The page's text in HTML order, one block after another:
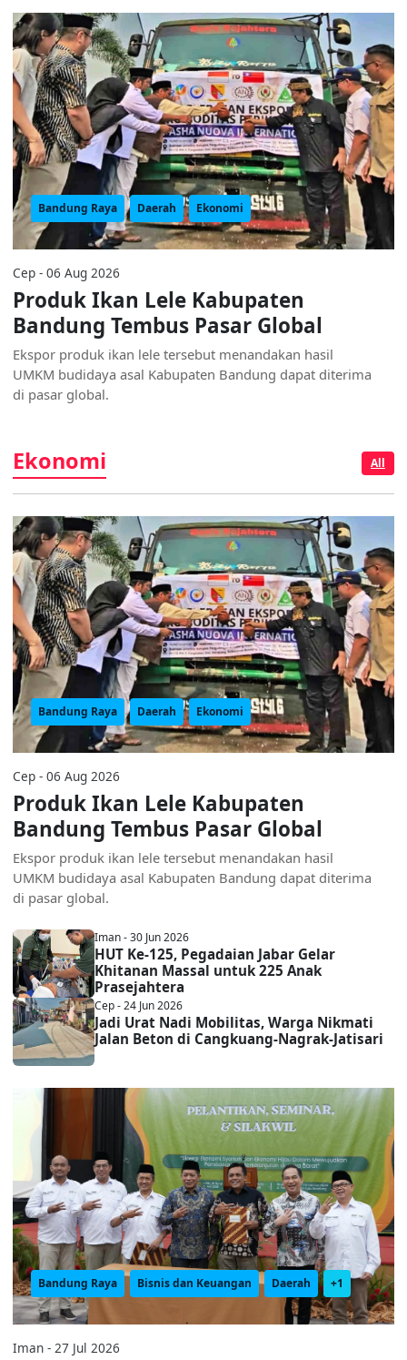
Bandung Raya Daerah Ekonomi
Cep - 06 Aug 2026
Produk Ikan Lele Kabupaten
Bandung Tembus Pasar Global
Ekspor produk ikan lele tersebut menandakan hasil
UMKM budidaya asal Kabupaten Bandung dapat diterima
di pasar global.
Ekonomi All
Bandung Raya Daerah Ekonomi
Cep - 06 Aug 2026
Produk Ikan Lele Kabupaten
Bandung Tembus Pasar Global
Ekspor produk ikan lele tersebut menandakan hasil
UMKM budidaya asal Kabupaten Bandung dapat diterima
di pasar global.
Iman - 30 Jun 2026
HUT Ke-125, Pegadaian Jabar Gelar
Khitanan Massal untuk 225 Anak
Prasejahtera
Cep - 24 Jun 2026
Jadi Urat Nadi Mobilitas, Warga Nikmati
Jalan Beton di Cangkuang-Nagrak-Jatisari
Bandung Raya Bisnis dan Keuangan Daerah +1
Iman - 27 Jul 2026